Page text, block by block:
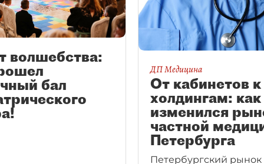
волшебства:
бал
ДП Медицина
От кабинетов к
холдингам: как
изменился
частной
Петербурга
Петербургский рынок